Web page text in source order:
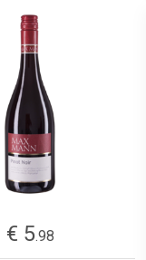
€ 5.98